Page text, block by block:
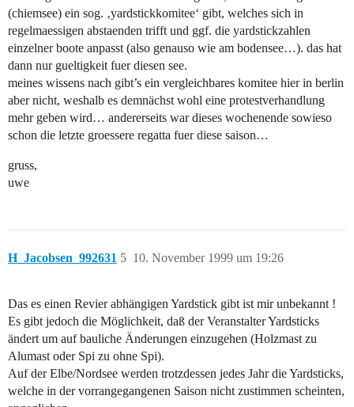
(chiemsee) ein sog. ‚yardstickkomitee‘ gibt, welches sich in
regelmaessigen abstaenden trifft und ggf. die yardstickzahlen
einzelner boote anpasst (also genauso wie am bodensee…). das hat
dann nur gueltigkeit fuer diesen see.
meines wissens nach gibt’s ein vergleichbares komitee hier in berlin
aber nicht, weshalb es demnächst wohl eine protestverhandlung
mehr geben wird… andererseits war dieses wochenende sowieso
schon die letzte groessere regatta fuer diese saison…
gruss,
uwe
H_Jacobsen_992631 10. November 1999 um 19:26
5
Das es einen Revier abhängigen Yardstick gibt ist mir unbekannt !
Es gibt jedoch die Möglichkeit, daß der Veranstalter Yardsticks
ändert um auf bauliche Änderungen einzugehen (Holzmast zu
Alumast oder Spi zu ohne Spi).
Auf der Elbe/Nordsee werden trotzdessen jedes Jahr die Yardsticks,
welche in der vorrangegangenen Saison nicht zustimmen scheinten,